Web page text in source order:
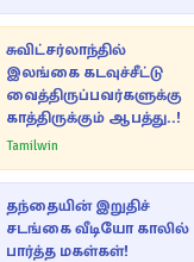
சுவிட்சர்லாந்தில்
இலங்கை கடவுச்சீட்டு
வைத்திருப்பவர்களுக்கு
காத்திருக்கும் ஆபத்து..!
Tamilwin
தந்தையின் இறுதிச்
சடங்கை வீடியோ காலில்
பார்த்த மகள்கள்!